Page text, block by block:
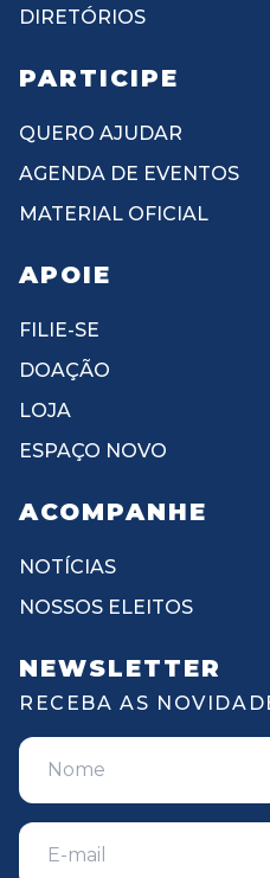
DIRETÓRIOS
PARTICIPE
QUERO AJUDAR
AGENDA DE EVENTOS
MATERIAL OFICIAL
APOIE
FILIE-SE
DOAÇÃO
LOJA
ESPAÇO NOVO
ACOMPANHE
NOTÍCIAS
NOSSOS ELEITOS
NEWSLETTER
RECEBA AS